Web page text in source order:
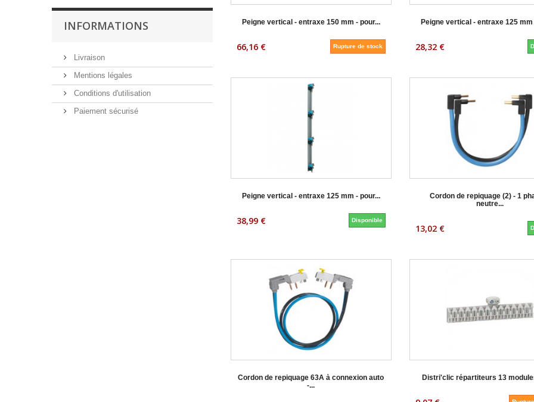
INFORMATIONS
Livraison
Mentions légales
Conditions d'utilisation
Paiement sécurisé
Peigne vertical - entraxe 150 mm - pour...
66,16 € Rupture de stock
Peigne vertical - entraxe 125 mm
28,32 €
Peigne vertical - entraxe 125 mm - pour...
38,99 € Disponible
Cordon de repiquage (2) - 1
neutre...
13,02 €
Cordon de repiquage 63A à connexion auto
-...
Distri'clic répartiteurs 13